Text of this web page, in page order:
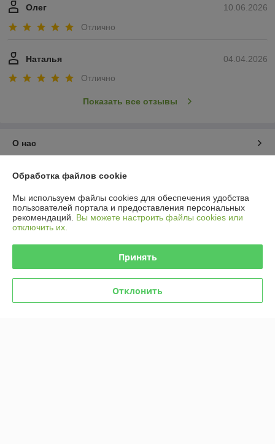
10.06.2026
Олег
Отлично
04.04.2026
Наталья
Отлично
Показать все отзывы
О нас
Контакты
Доставка и оплата
График работы
Политика обработки cookies
Обработка файлов cookie
Мы используем файлы cookies для обеспечения удобства
пользователей портала и предоставления персональных
рекомендаций. Вы можете настроить файлы cookies или
отключить их.
Принять
Отклонить